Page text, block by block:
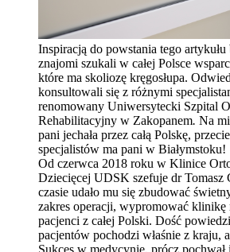
Inspiracją do powstania tego artykułu
znajomi szukali w całej Polsce
które ma skoliozę kręgosłupa.
konsultowali się z różnymi
renomowany Uniwersytecki Szpital
Rehabilitacyjny w Zakopanem. Na
pani jechała przez całą Polskę,
specjalistów ma pani w Białymstoku!
Od czerwca 2018 roku w Klinice
Dziecięcej UDSK szefuje dr Tomasz
czasie udało mu się zbudować
zakres operacji, wypromować klinikę
pacjenci z całej Polski. Dość
pacjentów pochodzi właśnie z kraju,
Sukces w medycynie, prócz pochwał